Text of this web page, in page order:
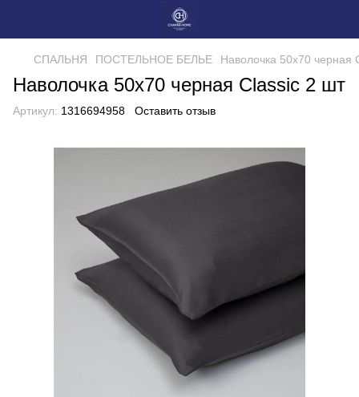
СПАЛЬНЯ ПОСТЕЛЬНОЕ БЕЛЬЕ Наволочка 50х70 черная
Наволочка 50х70 черная Classic 2 шт
Артикул: 1316694958 Оставить отзыв